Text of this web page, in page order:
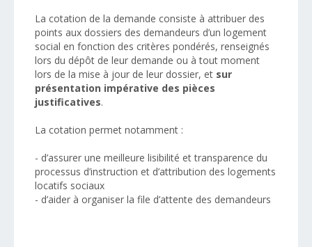
La cotation de la demande consiste à attribuer des
points aux dossiers des demandeurs d’un logement
social en fonction des critères pondérés, renseignés
lors du dépôt de leur demande ou à tout moment
lors de la mise à jour de leur dossier, et sur
présentation impérative des pièces
justificatives.
La cotation permet notamment :
- d’assurer une meilleure lisibilité et transparence du
processus d’instruction et d’attribution des logements
locatifs sociaux
- d’aider à organiser la file d’attente des demandeurs